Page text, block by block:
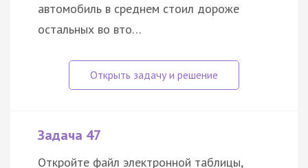
автомобиль в среднем стоил дороже
остальных во вто…
Задача 47
Откройте файл электронной таблицы,